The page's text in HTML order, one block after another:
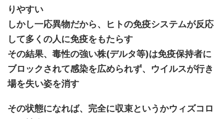
りやすい
しかし一応異物だから、ヒトの免疫システムが反応
して多くの人に免疫をもたらす
その結果、毒性の強い株(デルタ等)は免疫保持者に
ブロックされて感染を広められず、ウイルスが行き
場を失い姿を消す
その状態になれば、完全に収束というかウィズコロ